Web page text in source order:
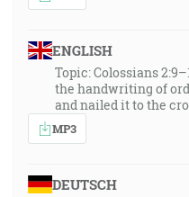
ENGLISH
Topic: Colossians
the handwriting of
and nailed it to the
MP3
DEUTSCH